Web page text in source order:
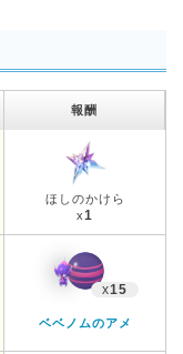
報酬
ほしのかけら
x1
x15
ベベノムのアメ